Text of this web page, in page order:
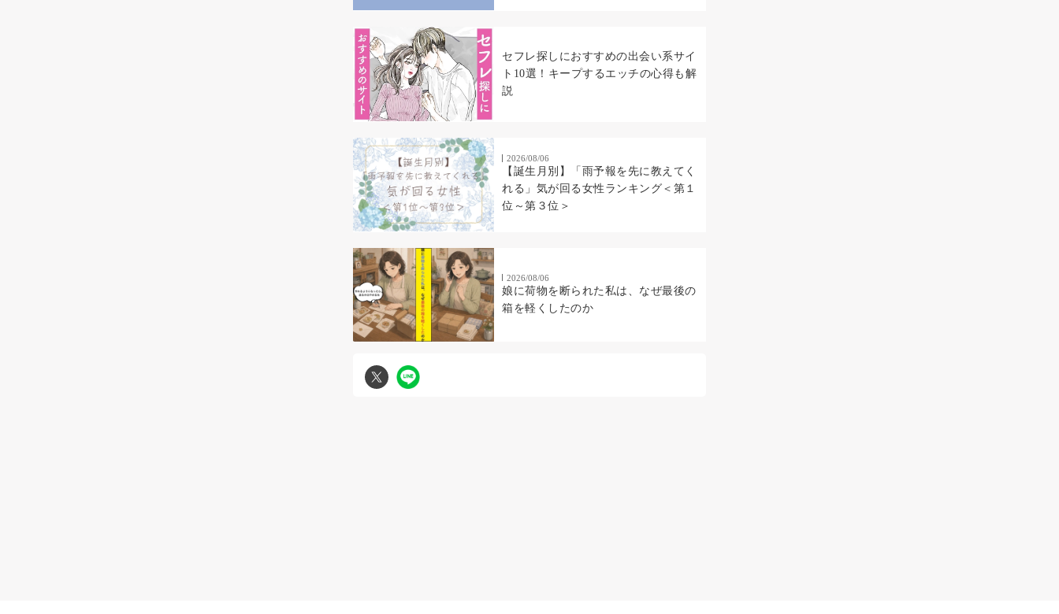
セフレ探しにおすすめの出会い系サイ
ト10選！キープするエッチの心得も解
説
2026/08/06
【誕生月別】「雨予報を先に教えてく
れる」気が回る女性ランキング＜第１
位～第３位＞
2026/08/06
娘に荷物を断られた私は、なぜ最後の
箱を軽くしたのか